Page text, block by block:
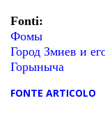
Fonti:
Фомы
Город Змиев и
Горыныча
FONTE ARTICOLO